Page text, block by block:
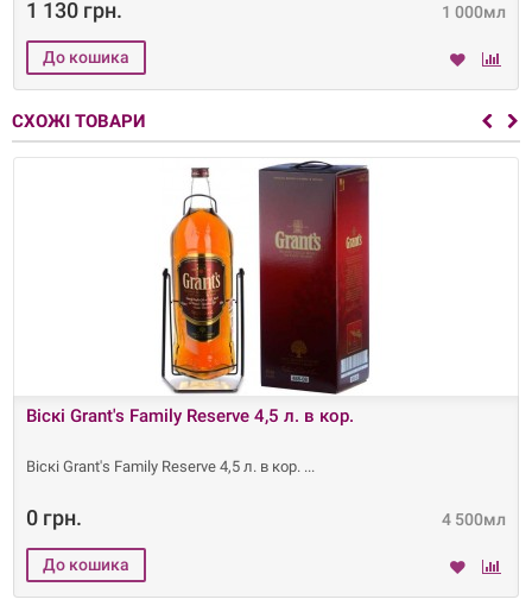
1 000мл
1 130 грн.
СХОЖІ ТОВАРИ
Віскі Grant's Family Reserve 4,5 л. в кор.
Віскі Grant's Family Reserve 4,5 л. в кор.
4 500мл
0 грн.